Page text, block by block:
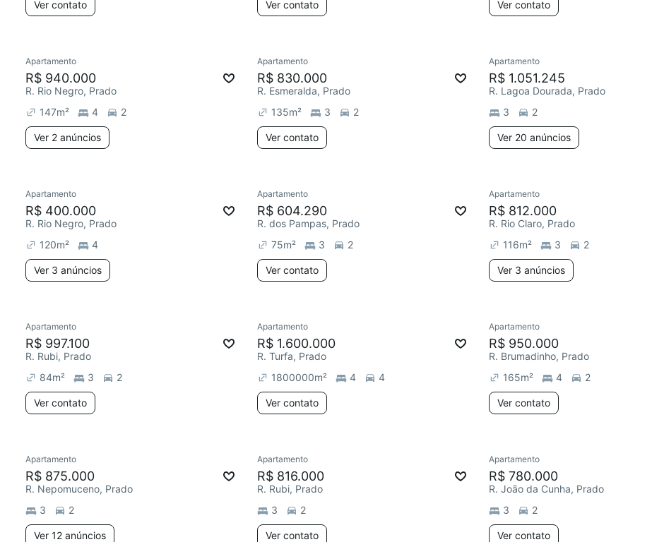
Ver contato Ver contato Ver contato
Apartamento
R$ 940.000
R. Rio Negro, Prado
147m² 4 2
Ver 2 anúncios
Apartamento
R$ 830.000
R. Esmeralda, Prado
135m² 3 2
Ver contato
Apartamento
R$ 1.051.245
R. Lagoa Dourada, Prado
3
2
Ver 20 anúncios
Apartamento
R$ 400.000
R. Rio Negro, Prado
120m² 4
Ver 3 anúncios
Apartamento
R$ 604.290
R. dos Pampas, Prado
75m² 3 2
Ver contato
Apartamento
R$ 812.000
R. Rio Claro, Prado
116m² 3 2
Ver 3 anúncios
Apartamento
R$ 997.100
R. Rubi, Prado
84m² 3 2
Ver contato
Apartamento
R$ 1.600.000
R. Turfa, Prado
1800000m² 4 4
Ver contato
Apartamento
R$ 950.000
R. Brumadinho, Prado
165m² 4 2
Ver contato
Apartamento
R$ 875.000
R. Nepomuceno, Prado
3
2
Ver 12 anúncios
Apartamento
R$ 816.000
R. Rubi, Prado
3
2
Ver contato
Apartamento
R$ 780.000
R. João da Cunha, Prado
3
2
Ver contato